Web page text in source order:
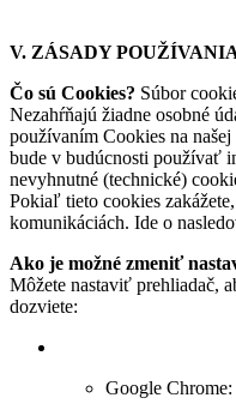
V. ZÁSADY
Čo sú Cookies? Súbor
Nezahŕňajú žiadne osobné
používaním Cookies na
bude v budúcnosti používať
nevyhnutné (technické)
Pokiaľ tieto cookies
komunikáciách. Ide o
Ako je možné zmeniť
Môžete nastaviť prehliadač,
dozviete:
Google Chrome: